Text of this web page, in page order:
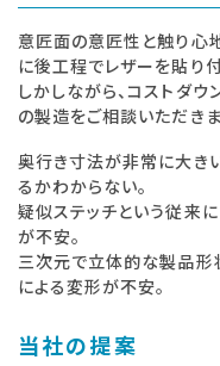
意匠面の意匠性と触り心
に後工程でレザーを貼り
しかしながら、コストダ
の製造をご相談いただきま
奥行き寸法が非常に大き
るかわからない。
疑似ステッチという従来
が不安。
三次元で立体的な製品形
による変形が不安。
当社の提案